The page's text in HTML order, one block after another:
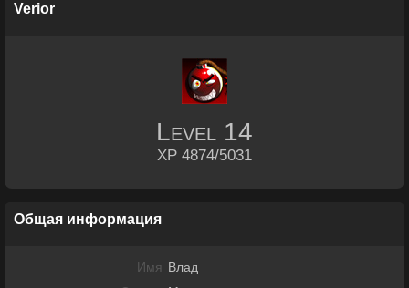
Verior
Level 14
XP 4874/5031
Общая информация
Имя Влад